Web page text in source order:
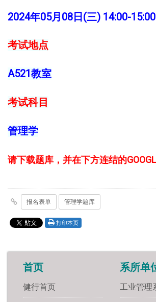
2024年05月08日(三) 14:00-15:00
考试地点
A521教室
考试科目
管理学
请下载题库，并在下方连结的
报名表单 管理学题库
打印本页
首页
健行首页
系所单
工业管理